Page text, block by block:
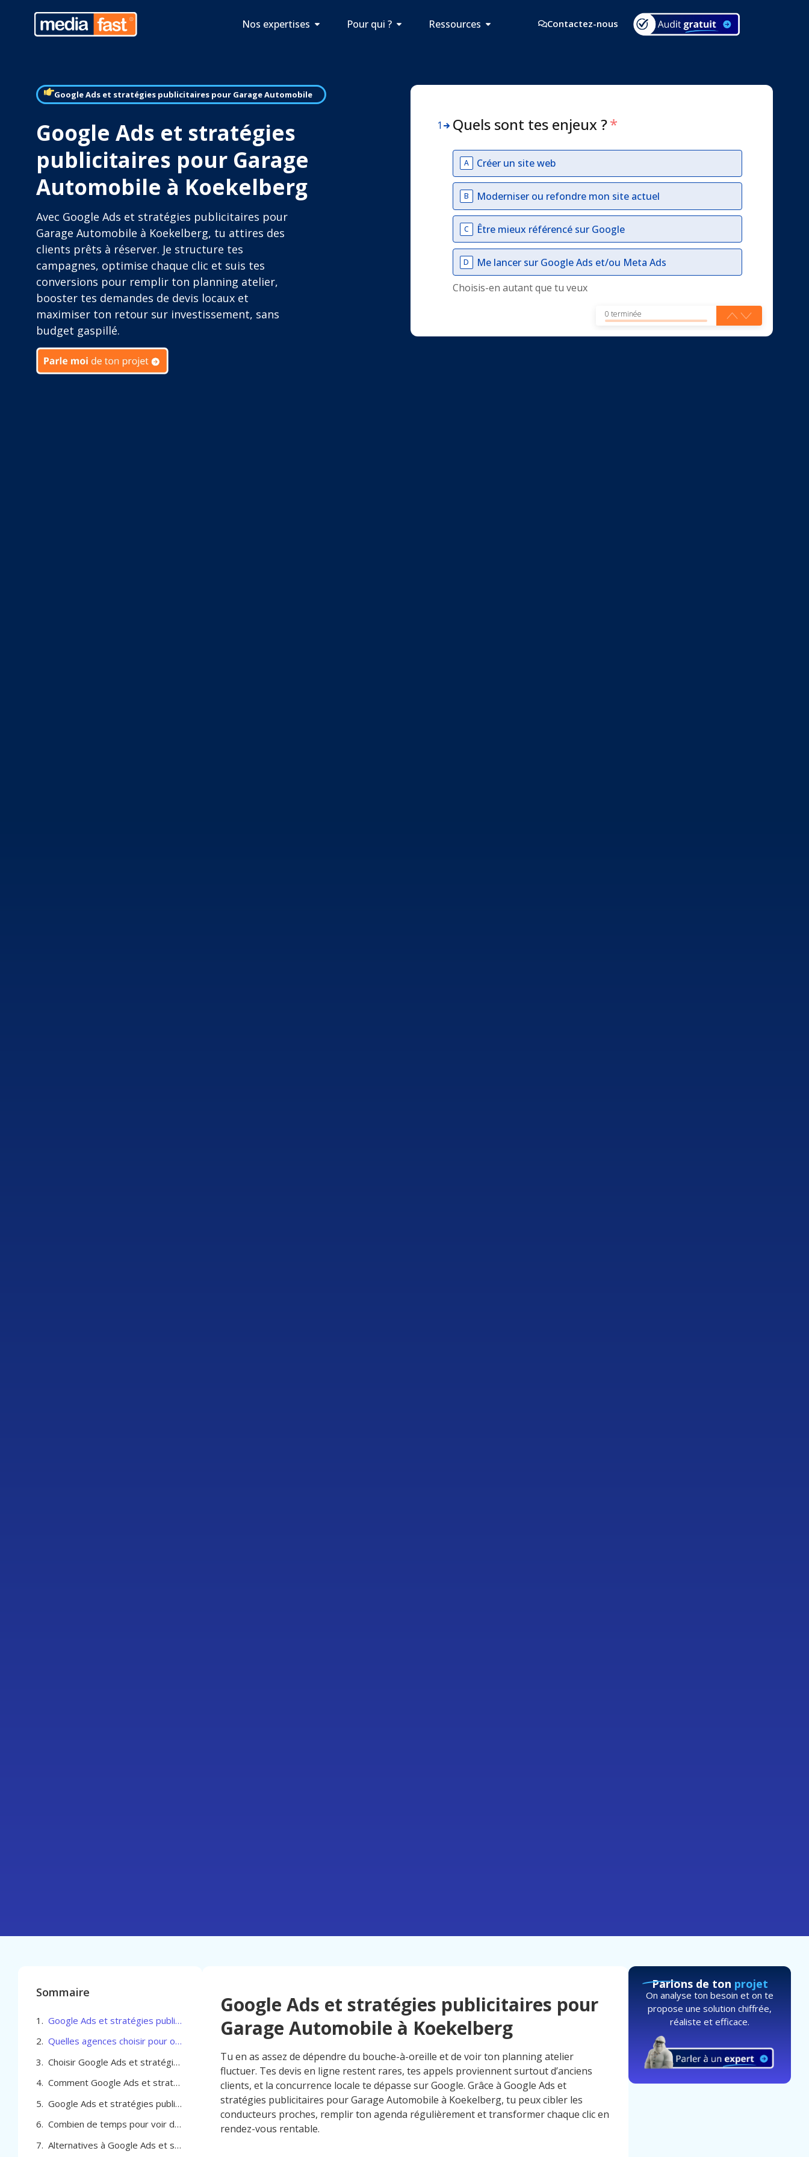
Nos expertises Pour qui ? Ressources Contactez-nous
Google Ads et stratégies publicitaires pour Garage Automobile
Google Ads et stratégies
publicitaires pour Garage
Automobile à Koekelberg
Avec Google Ads et stratégies publicitaires pour
Garage Automobile à Koekelberg, tu attires des
clients prêts à réserver. Je structure tes
campagnes, optimise chaque clic et suis tes
conversions pour remplir ton planning atelier,
booster tes demandes de devis locaux et
maximiser ton retour sur investissement, sans
budget gaspillé.
1 Quels sont tes enjeux ?*
A Créer un site web
B Moderniser ou refondre mon site actuel
C Être mieux référencé sur Google
D
Me lancer sur Google Ads et/ou Meta Ads
Choisis-en autant que tu veux
0 terminée
Sommaire
Google Ads et stratégies publicitaires pour Garage Automobile à Koekelberg
Quelles agences choisir pour optimiser Google Ads et stratégies publicitaires pour Garage Automobile à Koekelberg
Choisir Google Ads et stratégies publicitaires pour Garage Automobile à Koekelberg
Comment Google Ads et stratégies publicitaires pour Garage Automobile à Koekelberg peuvent générer plus de clients
Google Ads et stratégies publicitaires pour Garage Automobile à Koekelberg
Combien de temps pour voir des résultats avec Google Ads pour ton garage à Koekelberg
Alternatives à Google Ads et stratégies publicitaires pour Garage Automobile à Koekelberg
Google Ads et stratégies publicitaires pour
Garage Automobile à Koekelberg
Tu en as assez de dépendre du bouche-à-oreille et de voir ton planning atelier
fluctuer. Tes devis en ligne restent rares, tes appels proviennent surtout d’anciens
clients, et la concurrence locale te dépasse sur Google. Grâce à Google Ads et
stratégies publicitaires pour Garage Automobile à Koekelberg, tu peux cibler les
conducteurs proches, remplir ton agenda régulièrement et transformer chaque clic en
rendez-vous rentable.
Parlons de ton projet
On analyse ton besoin et on te
propose une solution chiffrée,
réaliste et efficace.